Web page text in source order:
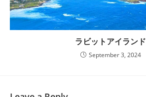
ラビットアイランド
September 3, 2024